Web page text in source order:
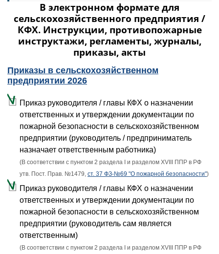
В электронном формате для
сельскохозяйственного предприятия /
КФХ. Инструкции, противопожарные
инструктажи, регламенты, журналы,
приказы, акты
Приказы в сельскохозяйственном
предприятии 2026
Приказ руководителя / главы КФХ о назначении
ответственных и утверждении документации по
пожарной безопасности в сельскохозяйственном
предприятии (руководитель / предприниматель
назначает ответственным работника)
(В соответствии с пунктом 2 раздела I и разделом XVIII ППР в РФ
утв. Пост. Прав. №1479, ст. 37 ФЗ-№69 "О пожарной безопасности")
Приказ руководителя / главы КФХ о назначении
ответственных и утверждении документации по
пожарной безопасности в сельскохозяйственном
предприятии (руководитель сам является
ответственным)
(В соответствии с пунктом 2 раздела I и разделом XVIII ППР в РФ